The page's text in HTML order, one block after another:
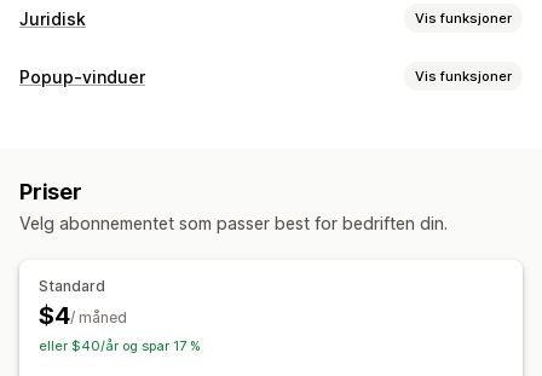
Juridisk Vis funksjoner
Samsvar
Popup-vinduer
Knapper
Popup-vinduer Vis funksjoner
Priser
Velg abonnementet som passer best for bedriften din.
Standard
$4/ måned
eller $40/år og spar 17 %